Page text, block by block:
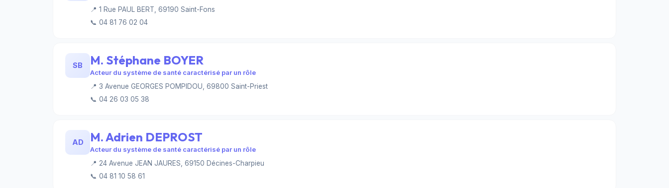
📍 1 Rue PAUL BERT, 69190 Saint-Fons
📞 04 81 76 02 04
SB M. Stéphane BOYER
Acteur du système de santé caractérisé par un rôle
📍 3 Avenue GEORGES POMPIDOU, 69800 Saint-Priest
📞 04 26 03 05 38
AD M. Adrien DEPROST
Acteur du système de santé caractérisé par un rôle
📍 24 Avenue JEAN JAURES, 69150 Décines-Charpieu
📞 04 81 10 58 61